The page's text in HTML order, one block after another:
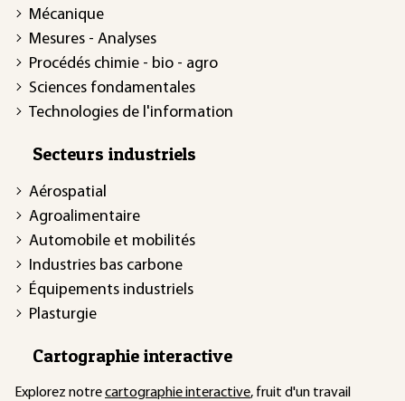
Mécanique
Mesures - Analyses
Procédés chimie - bio - agro
Sciences fondamentales
Technologies de l'information
Secteurs industriels
Aérospatial
Agroalimentaire
Automobile et mobilités
Industries bas carbone
Équipements industriels
Plasturgie
Cartographie interactive
Explorez notrecartographie interactive, fruit d'un travail